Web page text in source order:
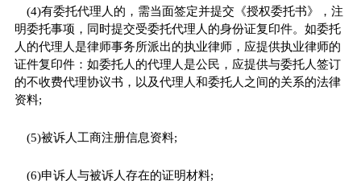
(4)有委托代理人的，需当面签定并提交《授权委托书》，注
明委托事项，同时提交受委托代理人的身份证复印件。如委托
人的代理人是律师事务所派出的执业律师，应提供执业律师的
证件复印件：如委托人的代理人是公民，应提供与委托人签订
的不收费代理协议书，以及代理人和委托人之间的关系的法律
资料;
(5)被诉人工商注册信息资料;
(6)申诉人与被诉人存在的证明材料;